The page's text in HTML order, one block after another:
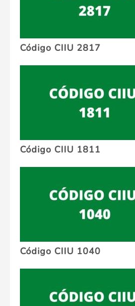
Código CIIU 2817
Código CIIU 1811
Código CIIU 1040